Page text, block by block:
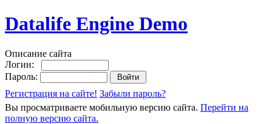
Datalife Engine Demo
Описание сайта
Логин:
Пароль:
Регистрация на сайте! Забыли пароль?
Вы просматриваете мобильную версию сайта. Перейти на
полную версию сайта.